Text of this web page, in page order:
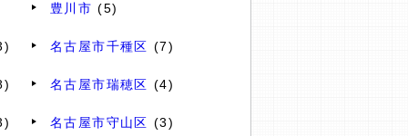
豊川市 (5)
名古屋市千種区 (7)
名古屋市瑞穂区 (4)
名古屋市守山区 (3)